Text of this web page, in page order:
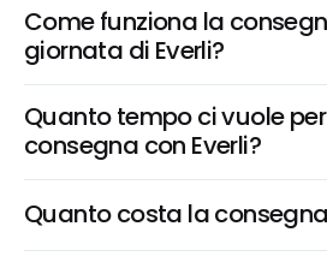
Come funziona la
giornata di Everli?
Quanto tempo ci vuole
consegna con Everli?
Quanto costa la